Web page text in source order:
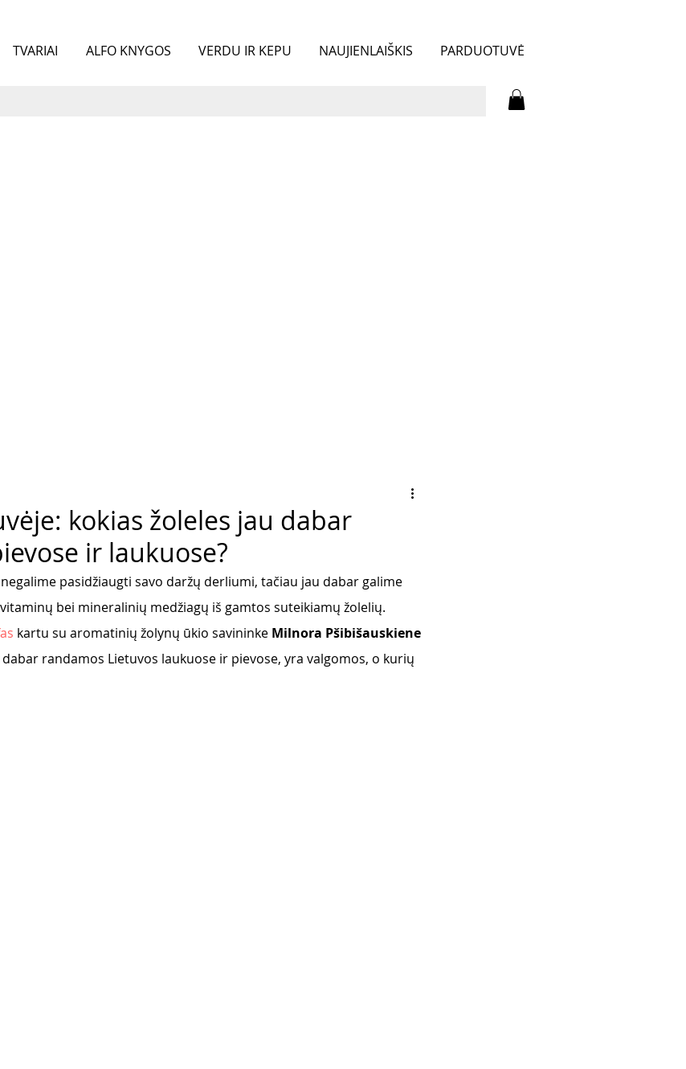
TVARIAI ALFO KNYGOS VERDU IR KEPU NAUJIENLAIŠKIS PARDUOTUVĖ
kokias žoleles jau dabar
ir laukuose?
pasidžiaugti savo daržų derliumi, tačiau jau dabar galime
bei mineralinių medžiagų iš gamtos suteikiamų žolelių.
kartu su aromatinių žolynų ūkio savininke Milnora Pšibišauskiene
randamos Lietuvos laukuose ir pievose, yra valgomos, o kurių